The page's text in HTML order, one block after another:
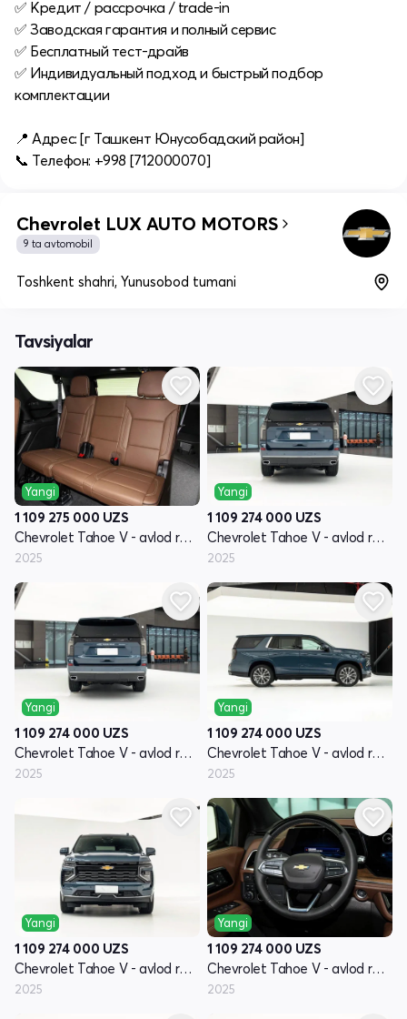
✅ Кредит / рассрочка / trade-in
✅ Заводская гарантия и полный сервис
✅ Бесплатный тест-драйв
✅ Индивидуальный подход и быстрый подбор
комплектации
📍 Адрес: [г Ташкент Юнусобадский район]
📞 Телефон: +998 [712000070]
Chevrolet LUX AUTO MOTORS
9 ta avtomobil
Toshkent shahri, Yunusobod tumani
Tavsiyalar
Yangi
1 109 275 000 UZS
Chevrolet Tahoe V - avlod restayling
2025
Yangi
1 109 274 000 UZS
Chevrolet Tahoe V - avlod restayling
2025
Yangi
1 109 274 000 UZS
Chevrolet Tahoe V - avlod restayling
2025
Yangi
1 109 274 000 UZS
Chevrolet Tahoe V - avlod restayling
2025
Yangi
1 109 274 000 UZS
Chevrolet Tahoe V - avlod restayling
2025
Yangi
1 109 274 000 UZS
Chevrolet Tahoe V - avlod restayling
2025